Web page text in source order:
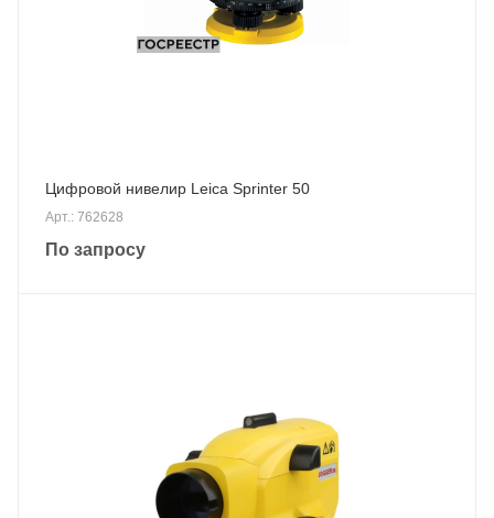
Цифровой нивелир Leica Sprinter 50
Арт.: 762628
По запросу